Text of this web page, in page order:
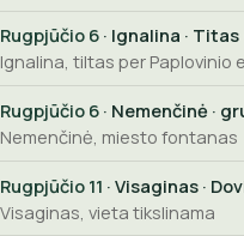
Rugpjūčio 6 · Ignalina ·
Ignalina, tiltas per Paplovinio
Rugpjūčio 6 · Nemenčinė ·
Nemenčinė, miesto fontanas
Rugpjūčio 11 · Visaginas ·
Visaginas, vieta tikslinama